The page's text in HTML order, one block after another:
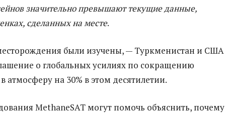
значительно превышают текущие данные,
сделанных на месте.
были изучены, — Туркменистан и США
о глобальных усилиях по сокращению
атмосферу на 30% в этом десятилетии.
MethaneSAT могут помочь объяснить, почему